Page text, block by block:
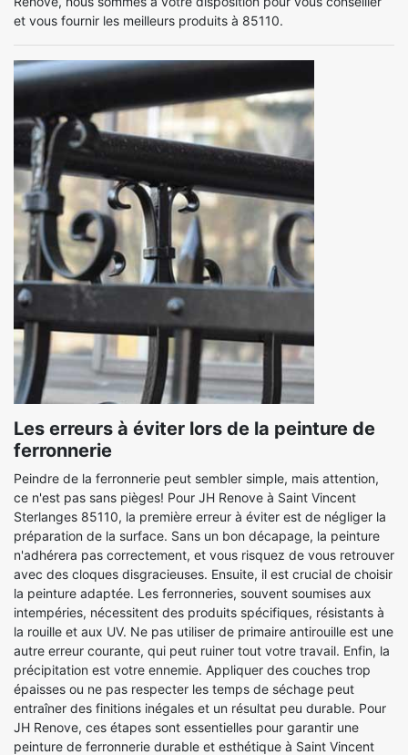
et vous fournir les meilleurs produits à 85110.
Les erreurs à éviter lors de la peinture de
ferronnerie
Peindre de la ferronnerie peut sembler simple, mais attention,
ce n'est pas sans pièges! Pour JH Renove à Saint Vincent
Sterlanges 85110, la première erreur à éviter est de négliger la
préparation de la surface. Sans un bon décapage, la peinture
n'adhérera pas correctement, et vous risquez de vous retrouver
avec des cloques disgracieuses. Ensuite, il est crucial de choisir
la peinture adaptée. Les ferronneries, souvent soumises aux
intempéries, nécessitent des produits spécifiques, résistants à
la rouille et aux UV. Ne pas utiliser de primaire antirouille est une
autre erreur courante, qui peut ruiner tout votre travail. Enfin, la
précipitation est votre ennemie. Appliquer des couches trop
épaisses ou ne pas respecter les temps de séchage peut
entraîner des finitions inégales et un résultat peu durable. Pour
JH Renove, ces étapes sont essentielles pour garantir une
peinture de ferronnerie durable et esthétique à Saint Vincent